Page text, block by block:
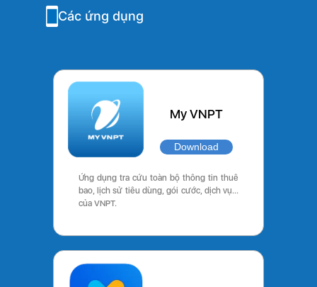
Các ứng dụng
My VNPT
Download
Ứng dụng tra cứu toàn bộ thông tin thuê
bao, lịch sử tiêu dùng, gói cước, dịch vụ…
của VNPT.